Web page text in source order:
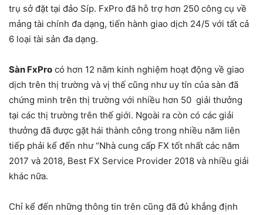
trụ sở đặt tại đảo Síp. FxPro đã hỗ trợ hơn 250 công cụ về
mảng tài chính đa dạng, tiến hành giao dịch 24/5 với tất cả
6 loại tài sản đa dạng.
Sàn FxPro có hơn 12 năm kinh nghiệm hoạt động về giao
dịch trên thị trường và vị thế cũng như uy tín của sàn đã
chứng minh trên thị trường với nhiều hơn 50 giải thưởng
tại các thị trường trên thế giới. Ngoài ra còn có các giải
thưởng đã được gặt hái thành công trong nhiều năm liên
tiếp phải kể đến như “Nhà cung cấp FX tốt nhất các năm
2017 và 2018, Best FX Service Provider 2018 và nhiều giải
khác nữa.
Chỉ kể đến những thông tin trên cũng đã đủ khẳng định